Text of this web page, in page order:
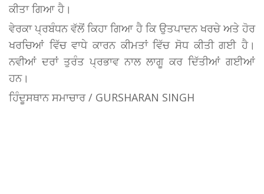
ਕੀਤਾ ਗਿਆ ਹੈ।
ਵੇਰਕਾ ਪ੍ਰਬੰਧਨ ਵੱਲੋਂ ਕਿਹਾ ਗਿਆ ਹੈ ਕਿ ਉਤਪਾਦਨ ਖਰਚੇ ਅਤੇ ਹੋਰ
ਖਰਚਿਆਂ ਵਿੱਚ ਵਾਧੇ ਕਾਰਨ ਕੀਮਤਾਂ ਵਿੱਚ ਸੋਧ ਕੀਤੀ ਗਈ ਹੈ।
ਨਵੀਆਂ ਦਰਾਂ ਤੁਰੰਤ ਪ੍ਰਭਾਵ ਨਾਲ ਲਾਗੂ ਕਰ ਦਿੱਤੀਆਂ ਗਈਆਂ
ਹਨ।
ਹਿੰਦੂਸਥਾਨ ਸਮਾਚਾਰ / GURSHARAN SINGH